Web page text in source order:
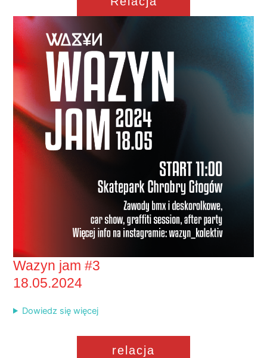
Wazyn jam #3
18.05.2024
Dowiedz się więcej
relacja